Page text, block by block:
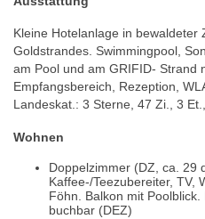
Kleine Hotelanlage in bewaldeter
Goldstrandes. Swimmingpool,
am Pool und am GRIFID- Strand
Empfangsbereich, Rezeption,
Landeskat.: 3 Sterne, 47 Zi., 3
Wohnen
Doppelzimmer (DZ, ca. 29
Kaffee-/Teezubereiter, TV,
Föhn. Balkon mit
buchbar (DEZ)